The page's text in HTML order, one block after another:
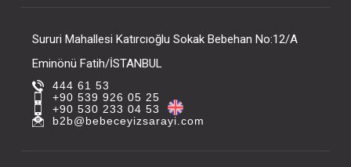
Sururi Mahallesi Katırcıoğlu Sokak Bebehan No:12/A
Eminönü Fatih/İSTANBUL
444 61 53
+90 539 926 05 25
+90 530 233 04 53
b2b@bebeceyizsarayi.com